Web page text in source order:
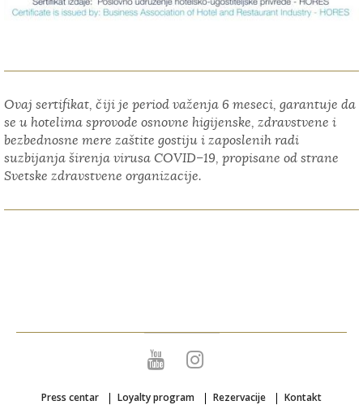
Ovaj sertifikat, čiji je period važenja 6 meseci, garantuje da
se u hotelima sprovode osnovne higijenske, zdravstvene i
bezbednosne mere zaštite gostiju i zaposlenih radi
suzbijanja širenja virusa COVID–19, propisane od strane
Svetske zdravstvene organizacije.
Press centar Loyalty program Rezervacije Kontakt